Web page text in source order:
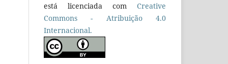
está licenciada com Creative
Commons - Atribuição 4.0
Internacional.